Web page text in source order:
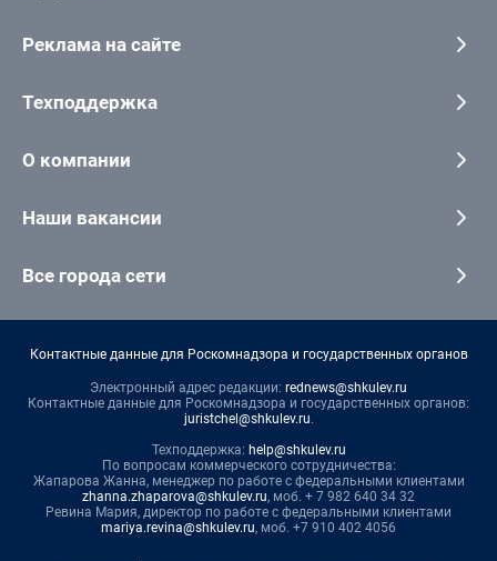
Реклама на сайте
Техподдержка
О компании
Наши вакансии
Все города сети
Контактные данные для Роскомнадзора и государственных органов
Электронный адрес редакции: rednews@shkulev.ru
Контактные данные для Роскомнадзора и государственных органов:
juristchel@shkulev.ru.
Техподдержка: help@shkulev.ru
По вопросам коммерческого сотрудничества:
Жапарова Жанна, менеджер по работе с федеральными клиентами
zhanna.zhaparova@shkulev.ru, моб. + 7 982 640 34 32
Ревина Мария, директор по работе с федеральными клиентами
mariya.revina@shkulev.ru, моб. +7 910 402 4056